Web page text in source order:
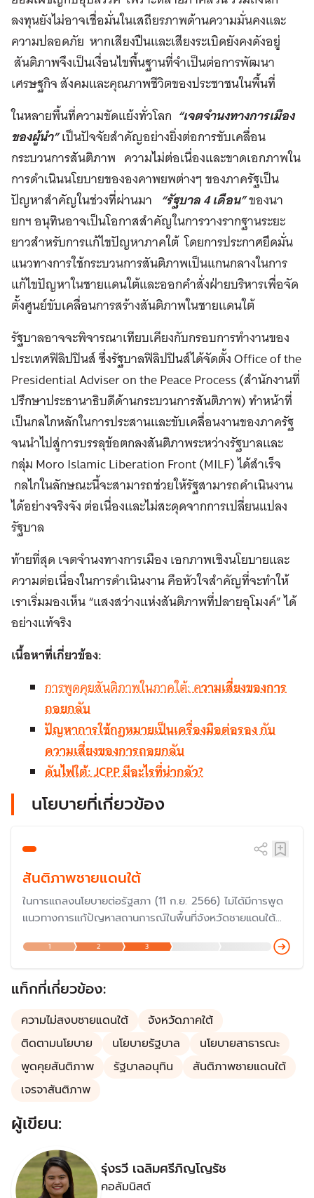
ลงทุนยังไม่อาจเชื่อมั่นในเสถียรภาพด้านความมั่นคงและ
ความปลอดภัย หากเสียงปืนและเสียงระเบิดยังคงดังอยู่
สันติภาพจึงเป็นเงื่อนไขพื้นฐานที่จำเป็นต่อการพัฒนา
เศรษฐกิจ สังคมและคุณภาพชีวิตของประชาชนในพื้นที่
ในหลายพื้นที่ความขัดแย้งทั่วโลก “เจตจำนงทางการเมือง
ของผู้นำ”เป็นปัจจัยสำคัญอย่างยิ่งต่อการขับเคลื่อน
กระบวนการสันติภาพ ความไม่ต่อเนื่องและขาดเอกภาพใน
การดำเนินนโยบายขององคาพยพต่างๆ ของภาครัฐเป็น
ปัญหาสำคัญในช่วงที่ผ่านมา “รัฐบาล 4 เดือน”ของนา
ยกฯ อนุทินอาจเป็นโอกาสสำคัญในการวางรากฐานระยะ
ยาวสำหรับการแก้ไขปัญหาภาคใต้ โดยการประกาศยึดมั่น
แนวทางการใช้กระบวนการสันติภาพเป็นแกนกลางในการ
แก้ไขปัญหาในชายแดนใต้และออกคำสั่งฝ่ายบริหารเพื่อจัด
ตั้งศูนย์ขับเคลื่อนการสร้างสันติภาพในชายแดนใต้
รัฐบาลอาจจะพิจารณาเทียบเคียงกับกรอบการทำงานของ
ประเทศฟิลิปปินส์ ซึ่งรัฐบาลฟิลิปปินส์ได้จัดตั้ง Office of the
Presidential Adviser on the Peace Process (สำนักงานที่
ปรึกษาประธานาธิบดีด้านกระบวนการสันติภาพ) ทำหน้าที่
เป็นกลไกหลักในการประสานและขับเคลื่อนงานของภาครัฐ
จนนำไปสู่การบรรลุข้อตกลงสันติภาพระหว่างรัฐบาลและ
กลุ่ม Moro Islamic Liberation Front (MILF) ได้สำเร็จ
กลไกในลักษณะนี้จะสามารถช่วยให้รัฐสามารถดำเนินงาน
ได้อย่างจริงจัง ต่อเนื่องและไม่สะดุดจากการเปลี่ยนแปลง
รัฐบาล
ท้ายที่สุด เจตจำนงทางการเมือง เอกภาพเชิงนโยบายและ
ความต่อเนื่องในการดำเนินงาน คือหัวใจสำคัญที่จะทำให้
เราเริ่มมองเห็น “แสงสว่างแห่งสันติภาพที่ปลายอุโมงค์” ได้
อย่างแท้จริง
เนื้อหาที่เกี่ยวข้อง:
การพูดคุยสันติภาพในภาคใต้: ความเสี่ยงของการ
ถอยกลับ
ปัญหาการใช้กฎหมายเป็นเครื่องมือต่อรอง กับ
ความเสี่ยงของการถอยกลับ
ดับไฟใต้: JCPP มีอะไรที่น่ากลัว?
นโยบายที่เกี่ยวข้อง
สันติภาพชายแดนใต้
ในการแถลงนโยบายต่อรัฐสภา (11 ก.ย. 2566) ไม่ได้มีการพูด
แนวทางการแก้ปัญหาสถานการณ์ในพื้นที่จังหวัดชายแดนใต้
แต่บทบาทในการแก้ปัญหามาจากคณะกรรมาธิการวิสามัญเพื่อ
พิจารณาศึกษาและเสนอแนวทางการส่งเสริมกระบวนการสร้าง
สันติภาพเพื่อแก้ไขปัญหาความขัดแย้งในพื้นที่สามจังหวัด
ชายแดนภาคใต้
1 2 3
แท็กที่เกี่ยวข้อง:
ความไม่สงบชายแดนใต้
จังหวัดภาคใต้
ติดตามนโยบาย
นโยบายรัฐบาล
นโยบายสาธารณะ
พูดคุยสันติภาพ
รัฐบาลอนุทิน
สันติภาพชายแดนใต้
เจรจาสันติภาพ
ผู้เขียน:
รุ่งรวี เฉลิมศรีภิญโญรัช
คอลัมนิสต์